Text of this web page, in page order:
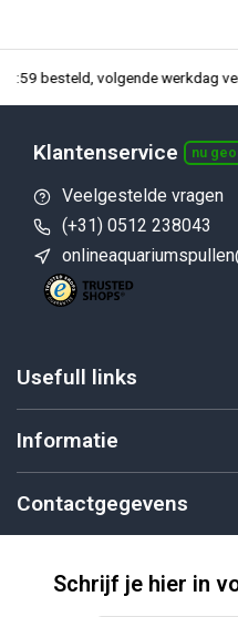
besteld, volgende werkdag
Klantenservice nu
Veelgestelde vragen
(+31) 0512 238043
Usefull links
Informatie
Contactgegevens
Schrijf je hier in